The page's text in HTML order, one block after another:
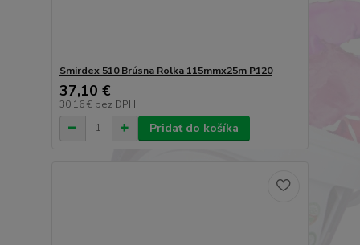
Smirdex 510 Brúsna Rolka 115mmx25m P120
37,10 €
30,16 € bez DPH
Pridať do košíka